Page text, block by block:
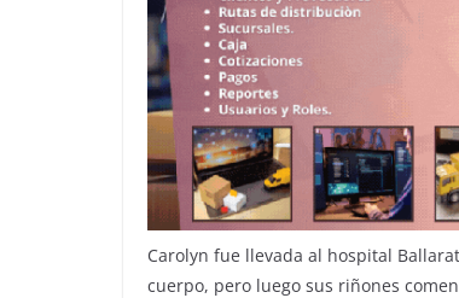
Carolyn fue llevada al hospital
cuerpo, pero luego sus riñones